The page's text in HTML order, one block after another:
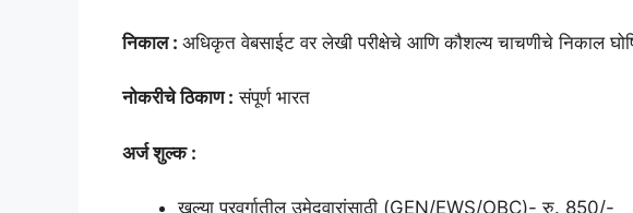
निकाल : अधिकृत वेबसाईट वर लेखी परीक्षेचे आणि कौशल्य चाचणीचे निकाल
नोकरीचे ठिकाण : संपूर्ण भारत
अर्ज शुल्क :
खुल्या प्रवर्गातील उमेदवारांसाठी (GEN/EWS/OBC)- रु. 850/-